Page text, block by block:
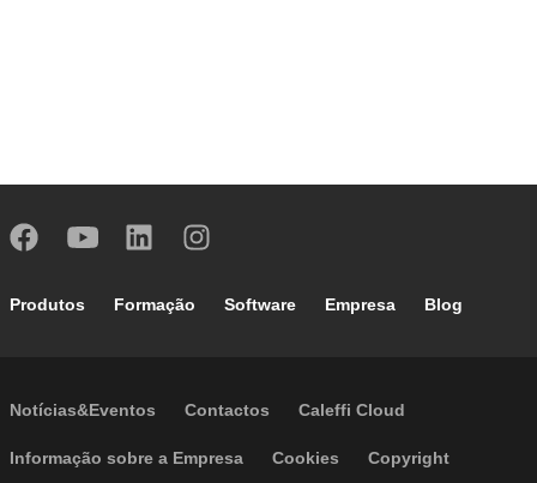
Footer main navigation
Produtos Formação Software Empresa Blog
Footer secondary navigation
Notícias&Eventos Contactos Caleffi Cloud
Footer menu
Informação sobre a Empresa Cookies Copyright